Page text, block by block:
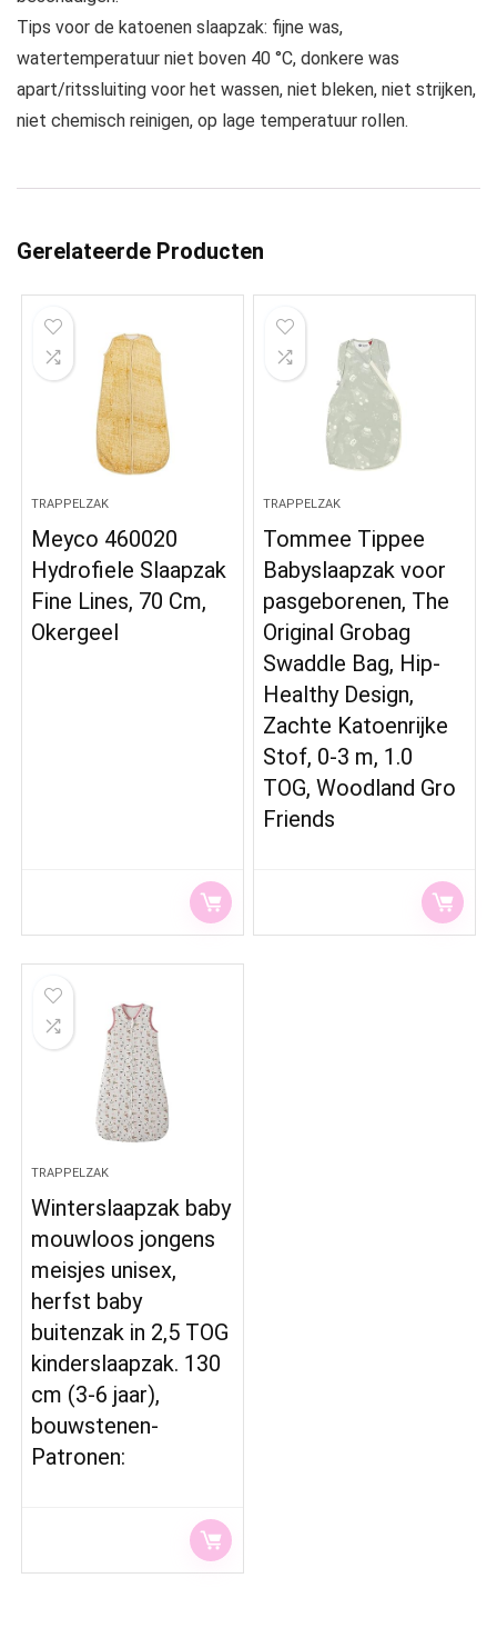
Tips voor de katoenen slaapzak: fijne was,
watertemperatuur niet boven 40 °C, donkere was
apart/ritssluiting voor het wassen, niet bleken, niet strijken,
niet chemisch reinigen, op lage temperatuur rollen.
Gerelateerde Producten
TRAPPELZAK
Meyco 460020
Hydrofiele Slaapzak
Fine Lines, 70 Cm,
Okergeel
TRAPPELZAK
Tommee Tippee
Babyslaapzak voor
pasgeborenen, The
Original Grobag
Swaddle Bag, Hip-
Healthy Design,
Zachte Katoenrijke
Stof, 0-3 m, 1.0
TOG, Woodland Gro
Friends
TRAPPELZAK
Winterslaapzak baby
mouwloos jongens
meisjes unisex,
herfst baby
buitenzak in 2,5 TOG
kinderslaapzak. 130
cm (3-6 jaar),
bouwstenen​​-
Patronen: